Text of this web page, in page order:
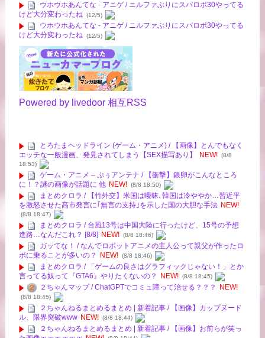
ウホウホあんてな - アニゲ / ニルファぶりにスパロボ30やってる
けど大分変わったね (12/5)
ウホウホあんてな - アニゲ / ニルファぶりにスパロボ30やってる
けど大分変わったね (12/5)
Powered by livedoor 相互RSS
とろたまヘッドライン (ゲーム・アニメ) / 【画像】とんでもなく
エッチな一般漫画、発見されてしまう【SEX描写あり】
NEW! (8/8
18:53)
ゲーム・アニメ – ぷぅアンテナ / 【衝撃】銀卵がこんなところ
に！？謎の画像が話題に 他 NEW! (8/8 18:50)
まとめクロラ / 【竹外交】米国は曖昧､韓国は冷ややか…習近平
を激怒させた高市発言に｢無言の支持｣を示した国の大胆な手法 NEW!
(8/8 18:47)
まとめクロラ / 台風13号は中国大陸に行ったけど、15号の予想
進路…なんだこれ？ [8/8] NEW! (8/8 18:46)
ガッてな！ / なんでロボットアニメの主人公って親父が作ったロ
ボに乗ることが多いの？
NEW! (8/8 18:46)
まとめクロラ / 「ゲームの良さはグラフィックじゃない！」とか
言ってる奴って『GTA6』やりたくないの？
NEW! (8/8 18:45)
２ちゃんマップ / ChatGPTでコミュ障って治せる？？？ NEW!
(8/8 18:45)
２ちゃんねるまとめるまとめ | 新着記事 / 【画像】カップヌード
ル、限界突破www NEW! (8/8 18:44)
２ちゃんねるまとめるまとめ | 新着記事 / 【画像】お前らが笑っ